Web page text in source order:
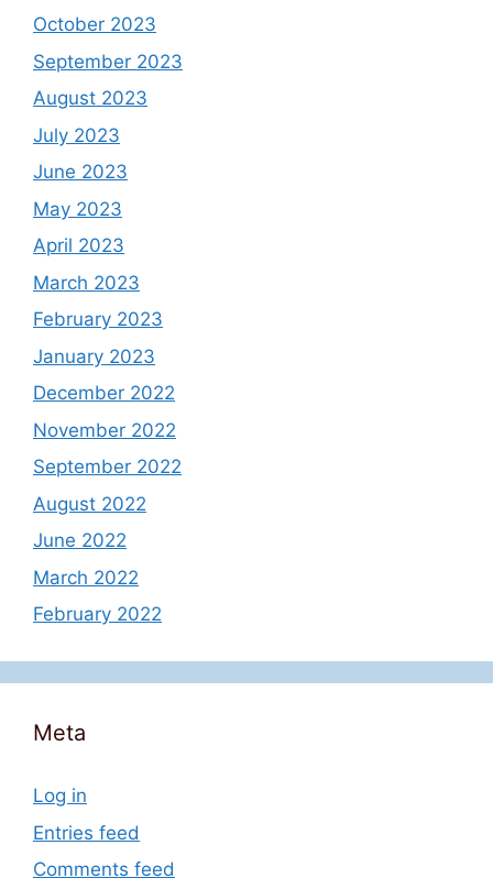
October 2023
September 2023
August 2023
July 2023
June 2023
May 2023
April 2023
March 2023
February 2023
January 2023
December 2022
November 2022
September 2022
August 2022
June 2022
March 2022
February 2022
Meta
Log in
Entries feed
Comments feed